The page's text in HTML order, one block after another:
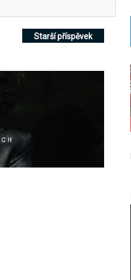
Starší příspěvek